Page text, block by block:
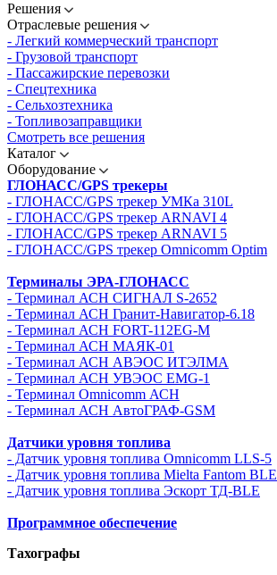
Решения
Отраслевые решения
- Легкий коммерческий транспорт
- Грузовой транспорт
- Пассажирские перевозки
- Спецтехника
- Сельхозтехника
- Топливозаправщики
Смотреть все решения
Каталог
Оборудование
ГЛОНАСС/GPS трекеры
- ГЛОНАСС/GPS трекер УМКа 310L
- ГЛОНАСС/GPS трекер ARNAVI 4
- ГЛОНАСС/GPS трекер ARNAVI 5
- ГЛОНАСС/GPS трекер Omnicomm Optim
Терминалы ЭРА-ГЛОНАСС
- Терминал АСН СИГНАЛ S-2652
- Терминал АСН Гранит-Навигатор-6.18
- Терминал АСН FORT-112EG-M
- Терминал АСН МАЯК-01
- Терминал АСН АВЭОС ИТЭЛМА
- Терминал АСН УВЭОС EMG-1
- Терминал Omnicomm АСН
- Терминал АСН АвтоГРАФ-GSM
Датчики уровня топлива
- Датчик уровня топлива Omnicomm LLS-5
- Датчик уровня топлива Mielta Fantom BLE
- Датчик уровня топлива Эскорт ТД-BLE
Программное обеспечение
Тахографы